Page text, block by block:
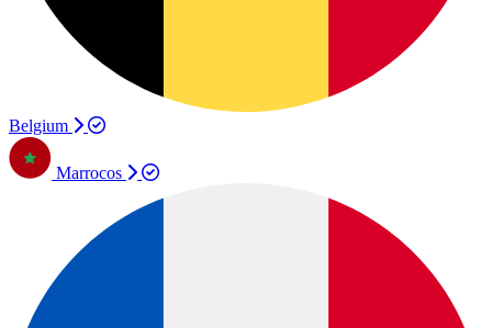
Belgium
Marrocos